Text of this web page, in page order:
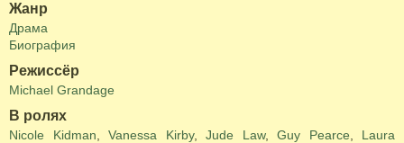
Жанр
Драма
Биография
Режиссёр
Michael Grandage
В ролях
Nicole Kidman Vanessa Kirby, Jude Law, Guy Pearce
Laura